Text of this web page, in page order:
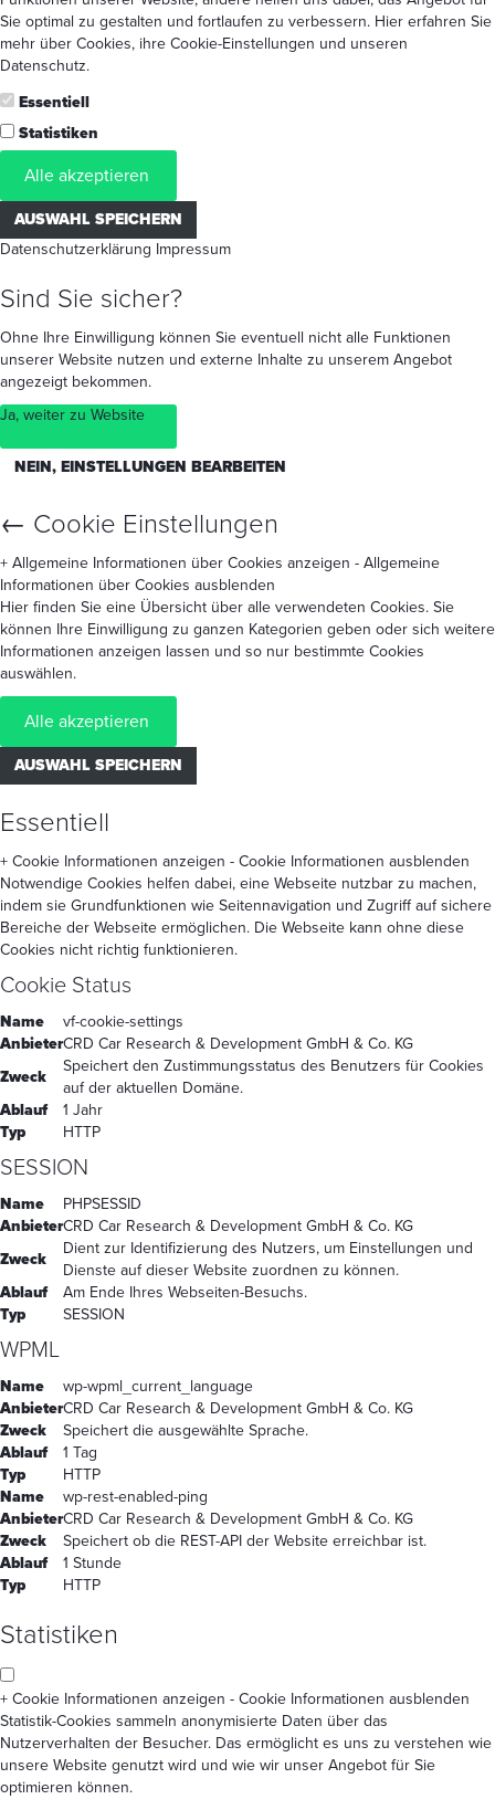
Sie optimal zu gestalten und fortlaufen zu verbessern. Hier erfahren Sie
mehr über Cookies, ihre Cookie-Einstellungen und unseren
Datenschutz.
Essentiell
Statistiken
Alle akzeptieren
AUSWAHL SPEICHERN
Datenschutzerklärung Impressum
Sind Sie sicher?
Ohne Ihre Einwilligung können Sie eventuell nicht alle Funktionen
unserer Website nutzen und externe Inhalte zu unserem Angebot
angezeigt bekommen.
Ja, weiter zu Website
NEIN, EINSTELLUNGEN BEARBEITEN
← Cookie Einstellungen
+ Allgemeine Informationen über Cookies anzeigen - Allgemeine
Informationen über Cookies ausblenden
Hier finden Sie eine Übersicht über alle verwendeten Cookies. Sie
können Ihre Einwilligung zu ganzen Kategorien geben oder sich weitere
Informationen anzeigen lassen und so nur bestimmte Cookies
auswählen.
Alle akzeptieren
AUSWAHL SPEICHERN
Essentiell
+ Cookie Informationen anzeigen - Cookie Informationen ausblenden
Notwendige Cookies helfen dabei, eine Webseite nutzbar zu machen,
indem sie Grundfunktionen wie Seitennavigation und Zugriff auf sichere
Bereiche der Webseite ermöglichen. Die Webseite kann ohne diese
Cookies nicht richtig funktionieren.
Cookie Status
Name
vf-cookie-settings
AnbieterCRD Car Research & Development GmbH & Co. KG
Zweck
Speichert den Zustimmungsstatus des Benutzers für Cookies
auf der aktuellen Domäne.
Ablauf
1 Jahr
Typ
HTTP
SESSION
Name
PHPSESSID
AnbieterCRD Car Research & Development GmbH & Co. KG
Zweck
Dient zur Identifizierung des Nutzers, um Einstellungen und
Dienste auf dieser Website zuordnen zu können.
Ablauf
Am Ende Ihres Webseiten-Besuchs.
Typ
SESSION
WPML
Name
wp-wpml_current_language
AnbieterCRD Car Research & Development GmbH & Co. KG
Zweck
Speichert die ausgewählte Sprache.
Ablauf
1 Tag
Typ
HTTP
Name
wp-rest-enabled-ping
AnbieterCRD Car Research & Development GmbH & Co. KG
Zweck
Speichert ob die REST-API der Website erreichbar ist.
Ablauf
1 Stunde
Typ
HTTP
Statistiken
+ Cookie Informationen anzeigen - Cookie Informationen ausblenden
Statistik-Cookies sammeln anonymisierte Daten über das
Nutzerverhalten der Besucher. Das ermöglicht es uns zu verstehen wie
unsere Website genutzt wird und wie wir unser Angebot für Sie
optimieren können.